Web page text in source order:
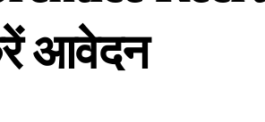
आवेदन